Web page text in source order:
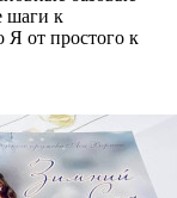
шаги к
от простого к